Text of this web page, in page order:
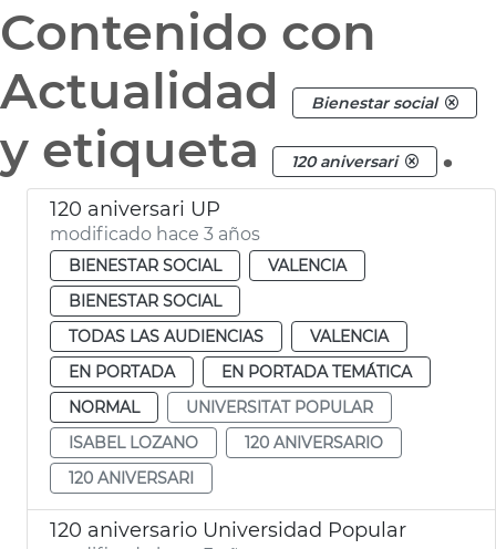
Contenido con
Actualidad
Bienestar social
y etiqueta 120 aniversari .
120 aniversari UP
modificado hace 3 años
BIENESTAR SOCIAL
VALENCIA
BIENESTAR SOCIAL
TODAS LAS AUDIENCIAS
VALENCIA
EN PORTADA
EN PORTADA TEMÁTICA
NORMAL
UNIVERSITAT POPULAR
ISABEL LOZANO
120 ANIVERSARIO
120 ANIVERSARI
120 aniversario Universidad Popular